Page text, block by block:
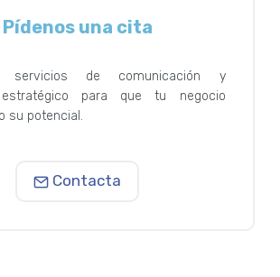
Pídenos una cita
servicios de comunicación y
estratégico para que tu negocio
su potencial.
Contacta